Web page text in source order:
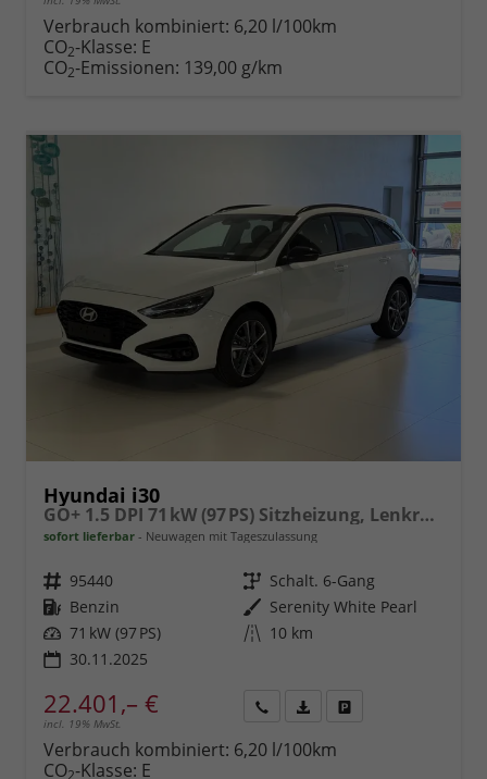
anfordern
Datei,
Verbrauch kombiniert: 6,20 l/100km
CO2-Klasse: E
CO2-Emissionen: 139,00 g/km
Hyundai i30
GO+ 1.5 DPI 71 kW (97 PS) Sitzheizung, Lenkradheizung, 2-Zonen-Klimaautomatik, Android Auto, Apple CarPlay, Navigationssystem, DAB, Induktionsladen für Smartphones, 17 Zoll Leichtmetallfelgen, uvm.
sofort lieferbar Neuwagen mit Tageszulassung
Fahrzeugnr. 95440 Getriebe Schalt. 6-Gang
Kraftstoff Benzin Außenfarbe Serenity White Pearl
Leistung 71 kW (97 PS) Kilometerstand 10 km
30.11.2025
22.401,– €
incl. 19% MwSt.
anfordern
Datei,
Verbrauch kombiniert: 6,20 l/100km
CO -Klasse: E